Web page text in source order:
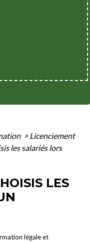
> Licenciement
les salariés lors
LES
légale et